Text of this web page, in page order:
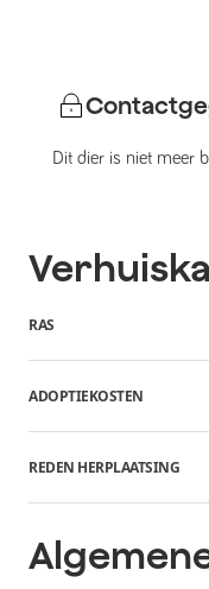
Dit dier is niet meer
RAS
ADOPTIEKOSTEN
REDEN HERPLAATSING